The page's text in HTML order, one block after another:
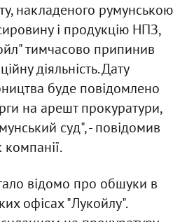
накладеного румунською
і продукцію НПЗ,
тимчасово припинив
діяльність. Дату
буде повідомлено
на арешт прокуратури,
суд", - повідомив
компанії.
відомо про обшуки в
офісах "Лукойлу".